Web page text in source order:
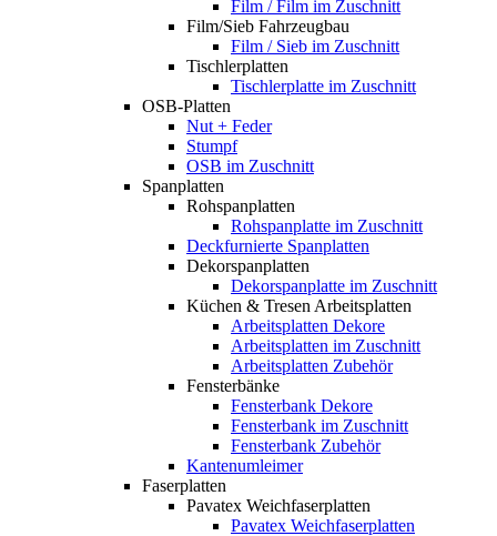
Film / Film im Zuschnitt
Film/Sieb Fahrzeugbau
Film / Sieb im Zuschnitt
Tischlerplatten
Tischlerplatte im Zuschnitt
OSB-Platten
Nut + Feder
Stumpf
OSB im Zuschnitt
Spanplatten
Rohspanplatten
Rohspanplatte im Zuschnitt
Deckfurnierte Spanplatten
Dekorspanplatten
Dekorspanplatte im Zuschnitt
Küchen & Tresen Arbeitsplatten
Arbeitsplatten Dekore
Arbeitsplatten im Zuschnitt
Arbeitsplatten Zubehör
Fensterbänke
Fensterbank Dekore
Fensterbank im Zuschnitt
Fensterbank Zubehör
Kantenumleimer
Faserplatten
Pavatex Weichfaserplatten
Pavatex Weichfaserplatten